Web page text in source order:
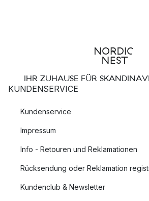
IHR ZUHAUSE FÜR
KUNDENSERVICE
Kundenservice
Impressum
Info - Retouren und Reklamationen
Rücksendung oder Reklamation
Kundenclub & Newsletter